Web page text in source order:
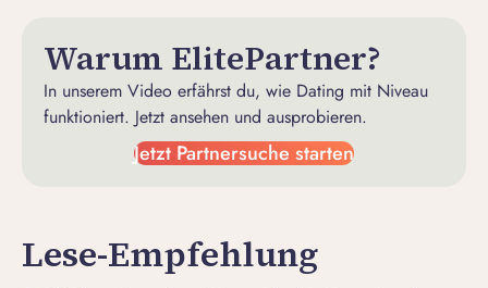
Warum ElitePartner?
In unserem Video erfährst du, wie Dating mit Niveau
funktioniert. Jetzt ansehen und ausprobieren.
Jetzt Partnersuche starten
Lese-Empfehlung